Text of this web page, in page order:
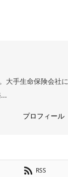
大手生命保険会社に
プロフィール
RSS